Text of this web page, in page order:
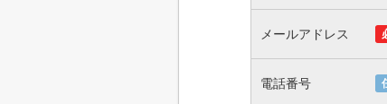
メールアドレス
電話番号